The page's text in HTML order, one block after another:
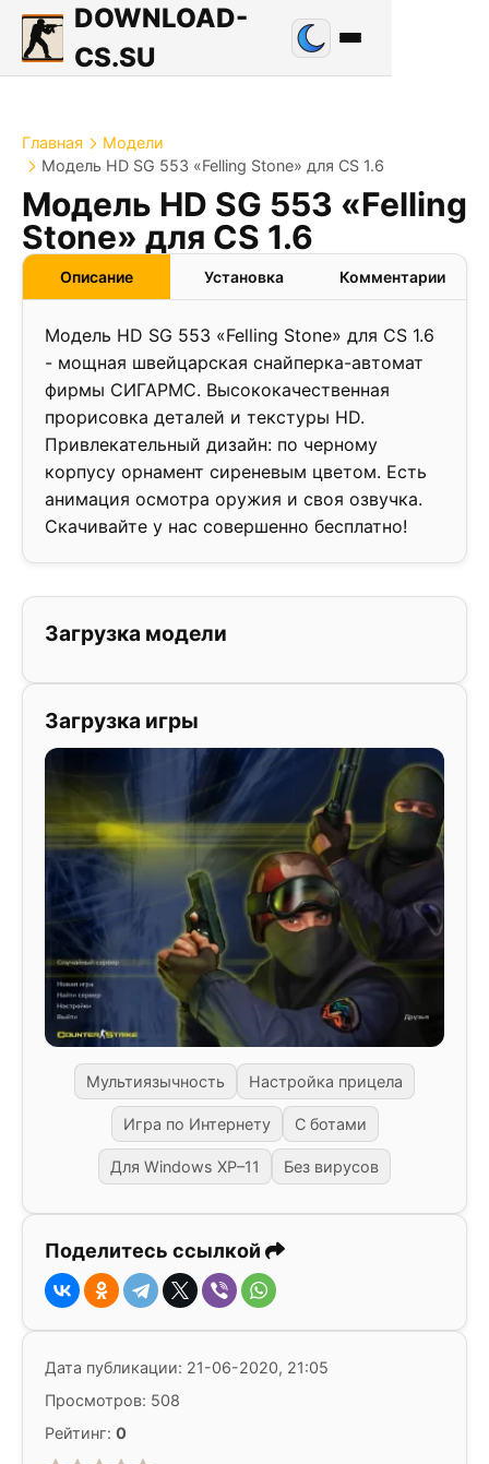
DOWNLOAD-
CS.SU
Главная
Модели
Модель HD SG 553 «Felling Stone» для CS 1.6
Модель HD SG 553 «Felling
Stone» для CS 1.6
Описание Установка Комментарии
Модель HD SG 553 «Felling Stone» для CS 1.6
- мощная швейцарская снайперка-автомат
фирмы СИГАРМС. Высококачественная
прорисовка деталей и текстуры HD.
Привлекательный дизайн: по черному
корпусу орнамент сиреневым цветом. Есть
анимация осмотра оружия и своя озвучка.
Скачивайте у нас совершенно бесплатно!
Загрузка модели
Загрузка игры
Мультиязычность Настройка прицела
Игра по Интернету С ботами
Для Windows XP–11 Без вирусов
Поделитесь ссылкой
Дата публикации: 21-06-2020, 21:05
Просмотров: 508
Рейтинг: 0